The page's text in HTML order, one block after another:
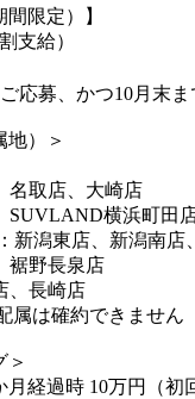
間限定）】
支給）
応募、かつ10月末
地）＞
名取店、大崎店
SUVLAND横浜町田
潟東店、新潟南店
裾野長泉店
、長崎店
属は確約できません
＞
経過時 10万円（初